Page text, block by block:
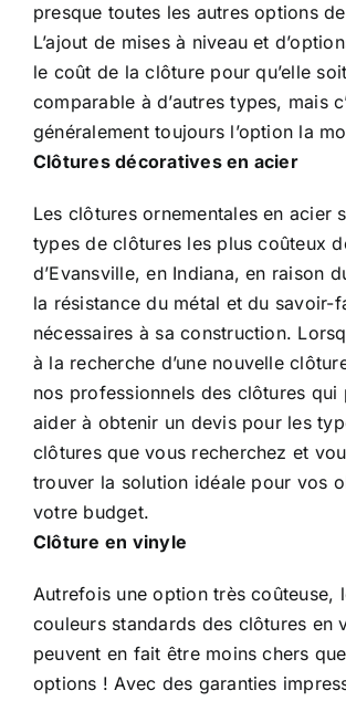
presque toutes les autres options
L’ajout de mises à niveau et
le coût de la clôture pour qu’elle
comparable à d’autres types, mais
généralement toujours l’option la
Clôtures décoratives en acier
Les clôtures ornementales en acier
types de clôtures les plus coûteux
d’Evansville, en Indiana, en raison
la résistance du métal et du savoir-
nécessaires à sa construction.
à la recherche d’une nouvelle
nos professionnels des clôtures qui
aider à obtenir un devis pour les
clôtures que vous recherchez et
trouver la solution idéale pour vos
votre budget.
Clôture en vinyle
Autrefois une option très coûteuse,
couleurs standards des clôtures en
peuvent en fait être moins chers
options ! Avec des garanties